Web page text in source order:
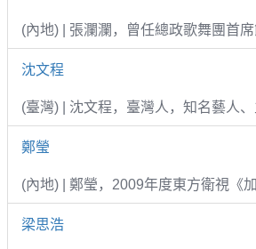
(內地) | 張瀾瀾，曾任總政歌舞團首席
沈文程
(臺灣) | 沈文程，臺灣人，知名藝人、
鄭瑩
(內地) | 鄭瑩，2009年度東方衛視《加
梁思浩